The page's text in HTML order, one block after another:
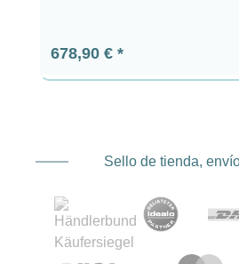
Precio normal:
678,90 €